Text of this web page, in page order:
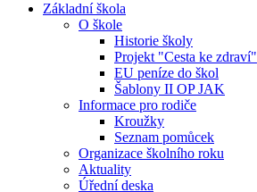
Základní škola
O škole
Historie školy
Projekt "Cesta ke zdraví"
EU peníze do škol
Šablony II OP JAK
Informace pro rodiče
Kroužky
Seznam pomůcek
Organizace školního roku
Aktuality
Úřední deska